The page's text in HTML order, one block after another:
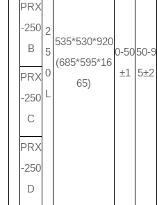
2
5
0
L
535*530*920
(685*595*16
65)
0-50
±1
50-9
5±2
PRX
-250
B
PRX
-250
C
PRX
-250
D